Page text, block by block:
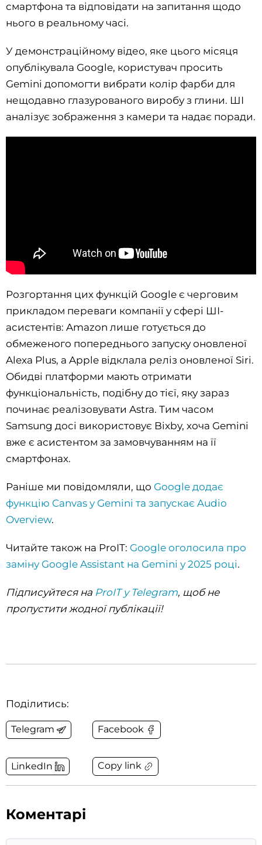
смартфона та відповідати на запитання щодо
нього в реальному часі.
У демонстраційному відео, яке цього місяця
опублікувала Google, користувач просить
Gemini допомогти вибрати колір фарби для
нещодавно глазурованого виробу з глини. ШІ
аналізує зображення з камери та надає поради.
Розгортання цих функцій Google є черговим
прикладом переваги компанії у сфері ШІ-
асистентів: Amazon лише готується до
обмеженого попереднього запуску оновленої
Alexa Plus, а Apple відклала реліз оновленої Siri.
Обидві платформи мають отримати
функціональність, подібну до тієї, яку зараз
починає реалізовувати Astra. Тим часом
Samsung досі використовує Bixby, хоча Gemini
вже є асистентом за замовчуванням на її
смартфонах.
Раніше ми повідомляли, що Google додає
функцію Canvas у Gemini та запускає Audio
Overview.
Читайте також на ProIT: Google оголосила про
заміну Google Assistant на Gemini у 2025 році.
Підписуйтеся на ProIT у Telegram, щоб не
пропустити жодної публікації!
Поділитись:
Telegram Facebook
LinkedIn Copy link
Коментарі